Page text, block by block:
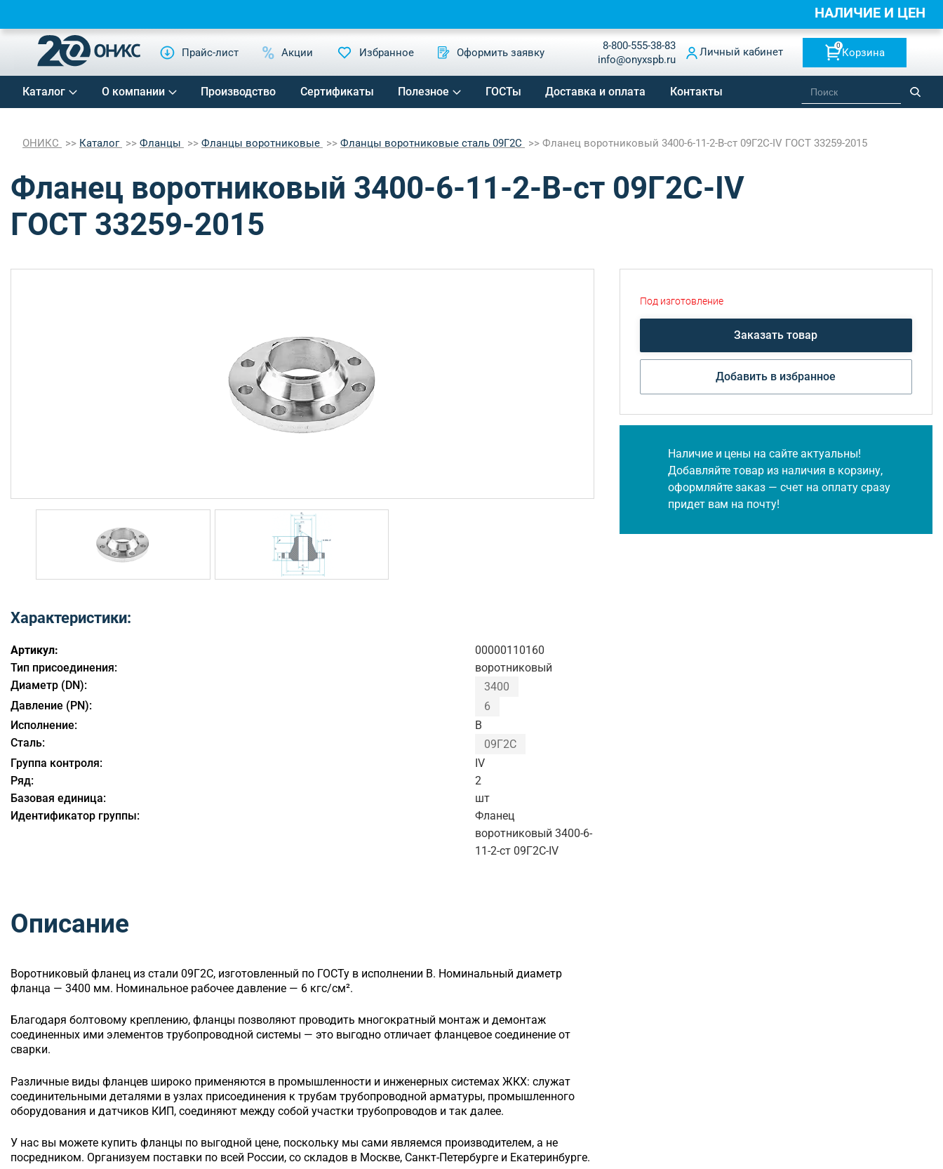
Прайс-лист Акции Избранное Оформить заявку
8-800-555-38-83
info@onyxspb.ru
Личный кабинет
0
Корзина
Каталог О компании Производство Сертификаты Полезное ГОСТы Доставка и оплата Контакты
ОНИКС Каталог Фланцы Фланцы воротниковые Фланцы воротниковые сталь 09Г2С Фланец воротниковый 3400-6-11-2-B-ст 09Г2С-IV ГОСТ 33259-2015
Фланец воротниковый 3400-6-11-2-B-ст 09Г2С-IV
ГОСТ 33259-2015
Характеристики:
Артикул:
00000110160
Тип присоединения:
воротниковый
Диаметр (DN):
3400
Давление (PN):
6
Исполнение:
B
Сталь:
09Г2С
Группа контроля:
IV
Ряд:
2
Базовая единица:
шт
Идентификатор группы:
Фланец
воротниковый 3400-6-
11-2-ст 09Г2С-IV
Описание
Воротниковый фланец из стали 09Г2С, изготовленный по ГОСТу в исполнении B. Номинальный диаметр
фланца — 3400 мм. Номинальное рабочее давление — 6 кгс/см².
Благодаря болтовому креплению, фланцы позволяют проводить многократный монтаж и демонтаж
соединенных ими элементов трубопроводной системы — это выгодно отличает фланцевое соединение от
сварки.
Различные виды фланцев широко применяются в промышленности и инженерных системах ЖКХ: служат
соединительными деталями в узлах присоединения к трубам трубопроводной арматуры, промышленного
оборудования и датчиков КИП, соединяют между собой участки трубопроводов и так далее.
У нас вы можете купить фланцы по выгодной цене, поскольку мы сами являемся производителем, а не
посредником. Организуем поставки по всей России, со складов в Москве, Санкт-Петербурге и Екатеринбурге.
Под изготовление
Заказать товар
Добавить в избранное
Наличие и цены на сайте актуальны!
Добавляйте товар из наличия в корзину,
оформляйте заказ — счет на оплату сразу
придет вам на почту!
НАЛИЧИЕ И